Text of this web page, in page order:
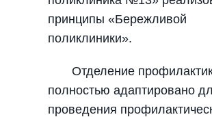
принципы «Бережливой
поликлиники».
Отделение
полностью адаптировано
проведения